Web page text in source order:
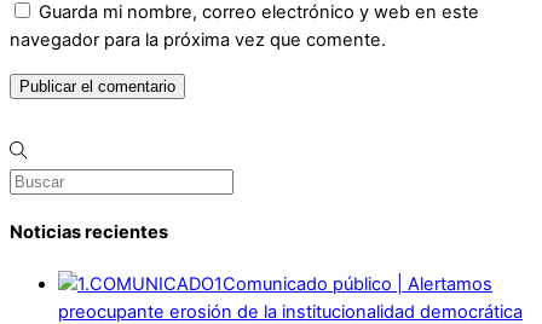
Guarda mi nombre, correo electrónico y web en este
navegador para la próxima vez que comente.
Noticias recientes
Comunicado público | Alertamos
preocupante erosión de la institucionalidad democrática